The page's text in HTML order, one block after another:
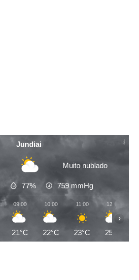
Jundiai
Muito nublado
77% 759 mmHg
09:00
21°C
10:00
22°C
11:00
23°C
12:00
25°C
›